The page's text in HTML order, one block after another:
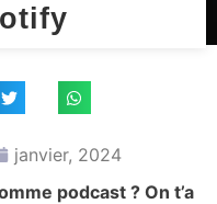
janvier, 2024
podcast ? On t’a